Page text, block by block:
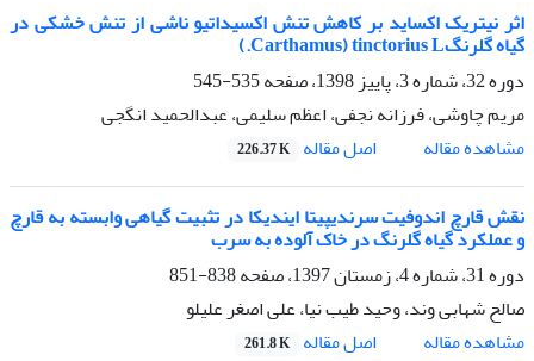
اثر نیتریک اکساید بر کاهش تنش اکسیداتیو ناشی از تنش خشکی در
گیاه گلرنگCarthamus) tinctorius L.)
دوره 32، شماره 3، پاییز 1398، صفحه
535-545
مریم چاوشی، فرزانه نجفی، اعظم سلیمی، عبدالحمید انگجی
مشاهده مقاله
اصل مقاله 226.37 K
نقش قارچ اندوفیت سرندیپیتا ایندیکا در تثبیت گیاهی وابسته به قارچ
و عملکرد گیاه گلرنگ در خاک آلوده به سرب
دوره 31، شماره 4، زمستان 1397، صفحه
838-851
صالح شهابی وند، وحید طیب نیا، علی اصغر علیلو
مشاهده مقاله
اصل مقاله 261.8 K